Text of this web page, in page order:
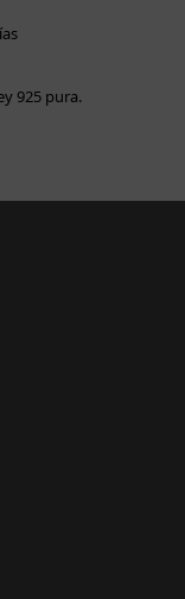
925 pura.